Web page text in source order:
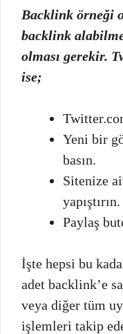
Backlink örneği
backlink
olması gerekir.
ise;
Yeni bir
basın.
Sitenize
yapıştırın.
Paylaş
İşte hepsi bu
adet backlink’e
veya diğer tüm
işlemleri takip